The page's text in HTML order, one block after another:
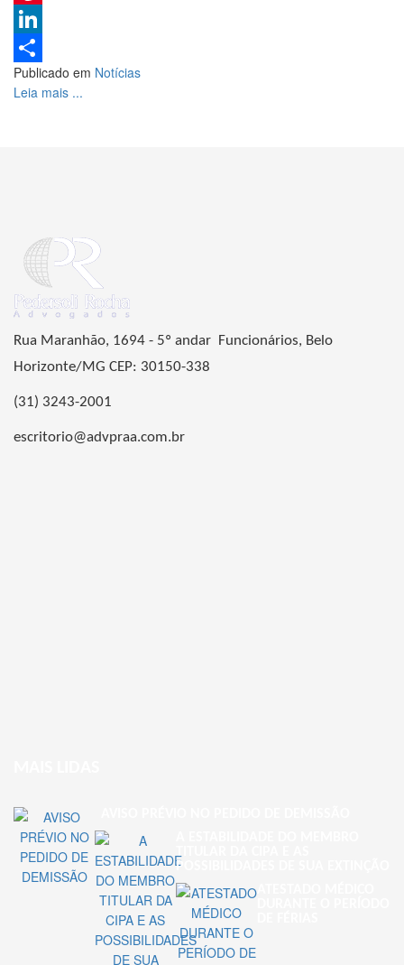
Pinterest
LinkedIn
Share
Publicado em Notícias
Leia mais ...
Rua Maranhão, 1694 - 5º andar Funcionários, Belo
Horizonte/MG CEP: 30150-338
(31) 3243-2001
escritorio@advpraa.com.br
POSSIBILIDADES DE SUA EXTINÇÃO